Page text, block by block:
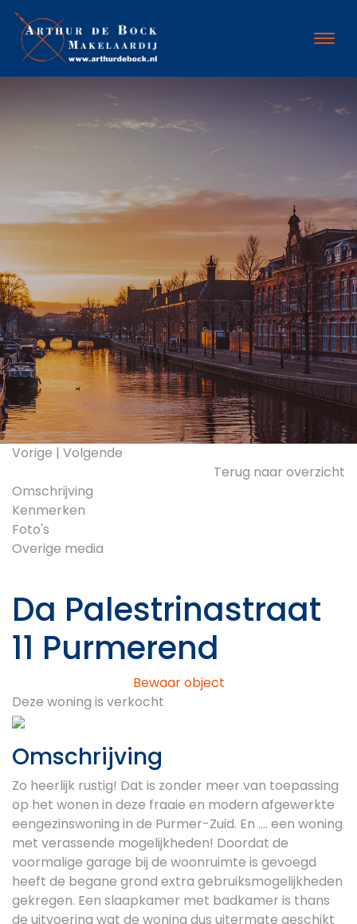
Vorige | Volgende
Terug naar overzicht
Omschrijving
Kenmerken
Foto's
Overige media
Da Palestrinastraat
11 Purmerend
Bewaar object
Deze woning is verkocht
Omschrijving
Zo heerlijk rustig! Dat is zonder meer van toepassing
op het wonen in deze fraaie en modern afgewerkte
eengezinswoning in de Purmer-Zuid. En .... een woning
met verassende mogelijkheden! Doordat de
voormalige garage bij de woonruimte is gevoegd
heeft de begane grond extra gebruiksmogelijkheden
gekregen. Een slaapkamer met badkamer is thans
de uitvoering wat de woning dus uitermate geschikt